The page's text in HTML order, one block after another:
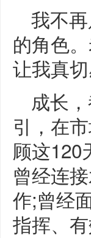
我不
的角色
让我真
成长
引，在
顾这120
曾经连
作;曾经
指挥、有